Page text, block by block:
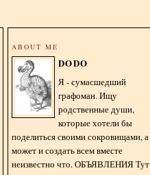
ABOUT ME
DODO
Я - сумасшедший
графоман. Ищу
родственные души,
которые хотели бы
поделиться своими сокровищами, а
может и создать всем вместе
неизвестно что. ОБЪЯВЛЕНИЯ Тут